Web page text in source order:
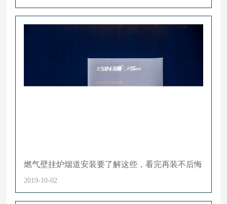
燃气壁挂炉烟道安装要了解这些，看完再装不后悔
2019-10-02